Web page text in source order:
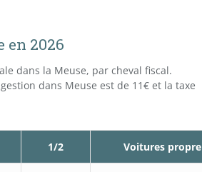
en 2026
dans la Meuse, par cheval fiscal.
dans Meuse est de 11€ et la taxe
1/2 Voitures propre